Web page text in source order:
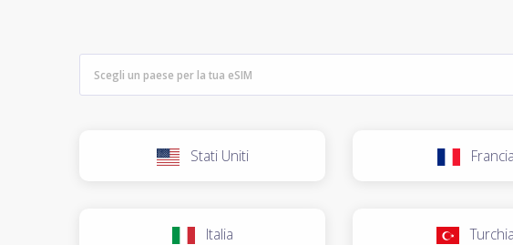
Stati Uniti Francia
Italia Turchia